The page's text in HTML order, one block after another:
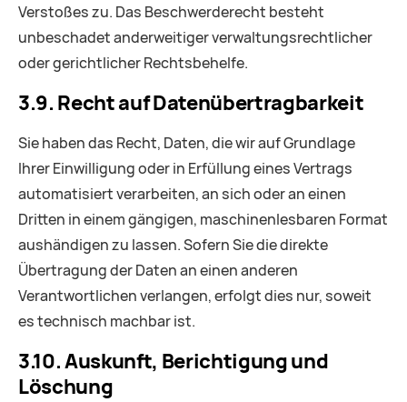
Verstoßes zu. Das Beschwerderecht besteht
unbeschadet anderweitiger verwaltungsrechtlicher
oder gerichtlicher Rechtsbehelfe.
3.9. Recht auf Daten­übertrag­barkeit
Sie haben das Recht, Daten, die wir auf Grundlage
Ihrer Einwilligung oder in Erfüllung eines Vertrags
automatisiert verarbeiten, an sich oder an einen
Dritten in einem gängigen, maschinenlesbaren Format
aushändigen zu lassen. Sofern Sie die direkte
Übertragung der Daten an einen anderen
Verantwortlichen verlangen, erfolgt dies nur, soweit
es technisch machbar ist.
3.10. Auskunft, Berichtigung und
Löschung